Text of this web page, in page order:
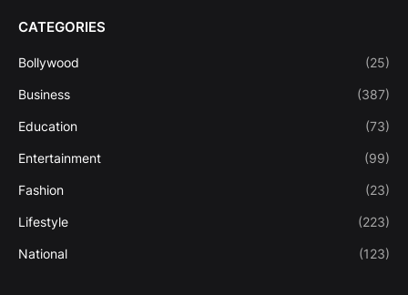
CATEGORIES
Bollywood (25)
Business (387)
Education (73)
Entertainment (99)
Fashion (23)
Lifestyle (223)
National (123)